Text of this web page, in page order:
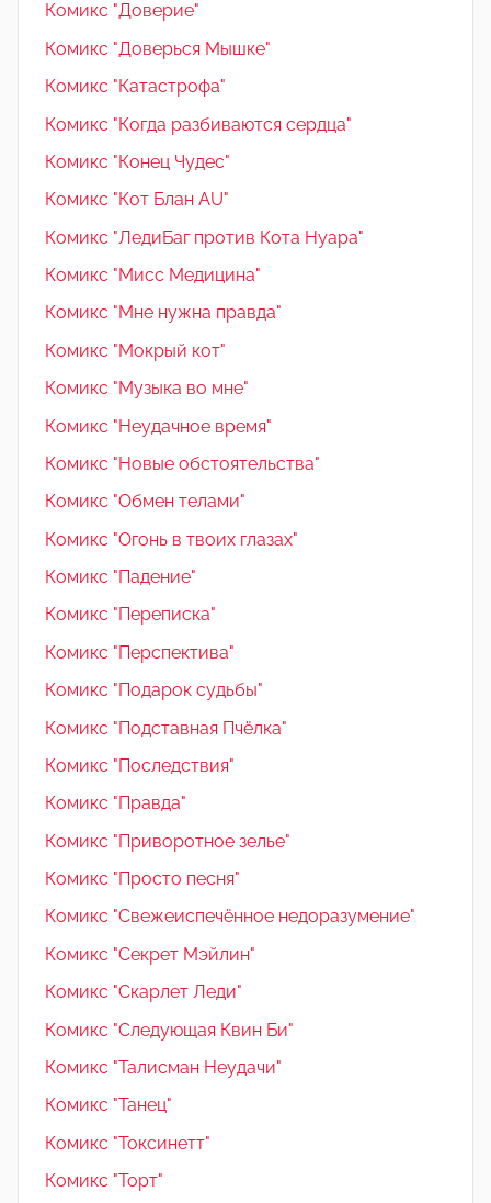
Комикс "Доверие"
Комикс "Доверься Мышке"
Комикс "Катастрофа"
Комикс "Когда разбиваются сердца"
Комикс "Конец Чудес"
Комикс "Кот Блан AU"
Комикс "ЛедиБаг против Кота Нуара"
Комикс "Мисс Медицина"
Комикс "Мне нужна правда"
Комикс "Мокрый кот"
Комикс "Музыка во мне"
Комикс "Неудачное время"
Комикс "Новые обстоятельства"
Комикс "Обмен телами"
Комикс "Огонь в твоих глазах"
Комикс "Падение"
Комикс "Переписка"
Комикс "Перспектива"
Комикс "Подарок судьбы"
Комикс "Подставная Пчёлка"
Комикс "Последствия"
Комикс "Правда"
Комикс "Приворотное зелье"
Комикс "Просто песня"
Комикс "Свежеиспечённое недоразумение"
Комикс "Секрет Мэйлин"
Комикс "Скарлет Леди"
Комикс "Следующая Квин Би"
Комикс "Талисман Неудачи"
Комикс "Танец"
Комикс "Токсинетт"
Комикс "Торт"